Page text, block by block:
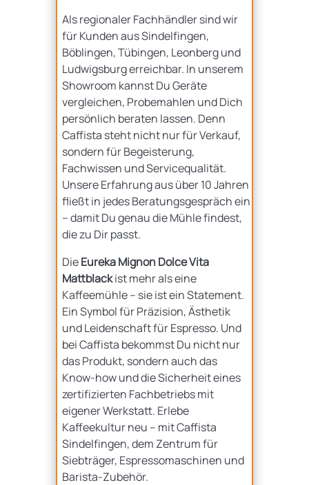
Als regionaler Fachhändler sind wir
für Kunden aus Sindelfingen,
Böblingen, Tübingen, Leonberg und
Ludwigsburg erreichbar. In unserem
Showroom kannst Du Geräte
vergleichen, Probemahlen und Dich
persönlich beraten lassen. Denn
Caffista steht nicht nur für Verkauf,
sondern für Begeisterung,
Fachwissen und Servicequalität.
Unsere Erfahrung aus über 10 Jahren
fließt in jedes Beratungsgespräch ein
– damit Du genau die Mühle findest,
die zu Dir passt.
DieEureka Mignon Dolce Vita
Mattblackist mehr als eine
Kaffeemühle – sie ist ein Statement.
Ein Symbol für Präzision, Ästhetik
und Leidenschaft für Espresso. Und
bei Caffista bekommst Du nicht nur
das Produkt, sondern auch das
Know-how und die Sicherheit eines
zertifizierten Fachbetriebs mit
eigener Werkstatt. Erlebe
Kaffeekultur neu – mit Caffista
Sindelfingen, dem Zentrum für
Siebträger, Espressomaschinen und
Barista-Zubehör.